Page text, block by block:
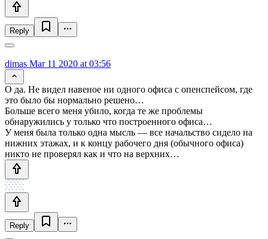
Reply
dimas Mar 11 2020 at 03:56
О да. Не видел навеное ни одного офиса с опенспейсом, где
это было бы нормально решено…
Больше всего меня убило, когда те же проблемы
обнаружились у только что построенного офиса…
У меня была только одна мысль — все начальство сидело на
нижних этажах, и к концу рабочего дня (обычного офиса)
никто не проверял как и что на верхних…
Reply